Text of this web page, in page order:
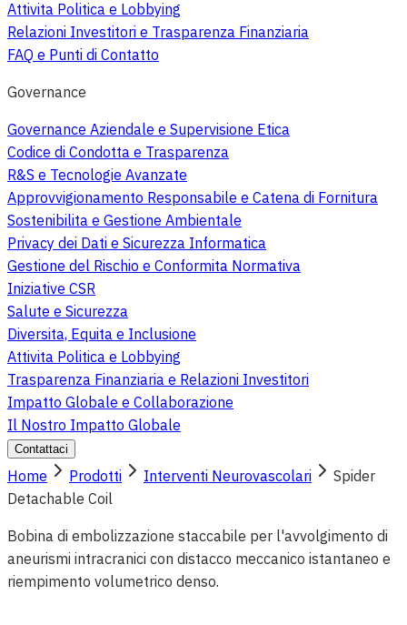
Attivita Politica e Lobbying
Relazioni Investitori e Trasparenza Finanziaria
FAQ e Punti di Contatto
Governance
Governance Aziendale e Supervisione Etica
Codice di Condotta e Trasparenza
R&S e Tecnologie Avanzate
Approvvigionamento Responsabile e Catena di Fornitura
Sostenibilita e Gestione Ambientale
Privacy dei Dati e Sicurezza Informatica
Gestione del Rischio e Conformita Normativa
Iniziative CSR
Salute e Sicurezza
Diversita, Equita e Inclusione
Attivita Politica e Lobbying
Trasparenza Finanziaria e Relazioni Investitori
Impatto Globale e Collaborazione
Il Nostro Impatto Globale
Contattaci
Home Prodotti Interventi Neurovascolari
Spider
Detachable Coil
Bobina di embolizzazione staccabile per l'avvolgimento di
aneurismi intracranici con distacco meccanico istantaneo e
riempimento volumetrico denso.